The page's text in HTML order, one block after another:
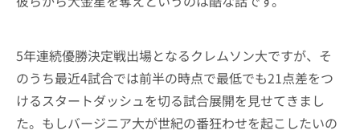
5年連続優勝決定戦出場となるクレムソン大ですが、そ
のうち最近4試合では前半の時点で最低でも21点差をつ
けるスタートダッシュを切る試合展開を見せてきまし
た。もしバージニア大が世紀の番狂わせを起こしたいの